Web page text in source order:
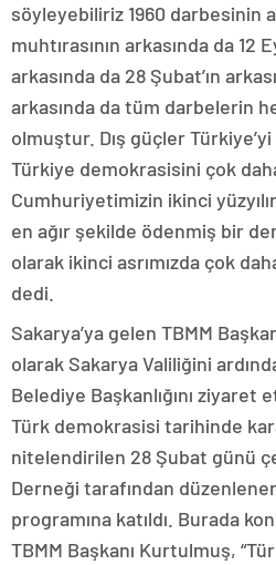
söyleyebiliriz 1960 darbesinin
muhtırasının arkasında da 12
arkasında da 28 Şubat’ın
arkasında da tüm darbelerin
olmuştur. Dış güçler
Türkiye demokrasisini çok
Cumhuriyetimizin ikinci
en ağır şekilde ödenmiş bir
olarak ikinci asrımızda çok
dedi.
Sakarya’ya gelen TBMM
olarak Sakarya Valiliğini
Belediye Başkanlığını ziyaret
Türk demokrasisi tarihinde
nitelendirilen 28 Şubat günü
Derneği tarafından
programına katıldı. Burada
TBMM Başkanı Kurtulmuş,